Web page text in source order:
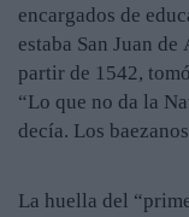
encargados de
estaba San Juan
partir de 1542,
“Lo que no da la
decía. Los
La huella del